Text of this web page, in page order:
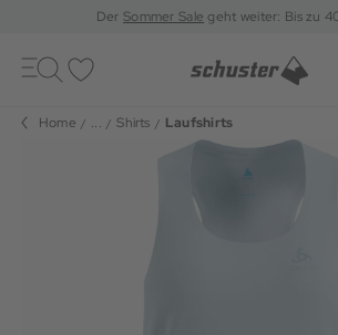
DerSommer Sale geht weiter: Bis zu
Toggle
navigation
Home ... Shirts Laufshirts